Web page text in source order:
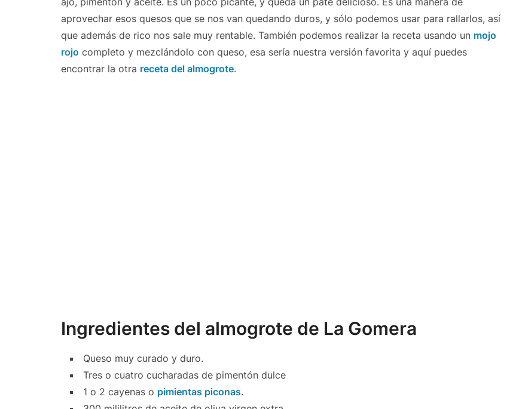
aprovechar esos quesos que se nos van quedando duros, y sólo podemos usar para rallarlos, así
que además de rico nos sale muy rentable. También podemos realizar la receta usando un mojo
rojo completo y mezclándolo con queso, esa sería nuestra versión favorita y aquí puedes
encontrar la otra receta del almogrote.
Ingredientes del almogrote de La Gomera
Queso muy curado y duro.
Tres o cuatro cucharadas de pimentón dulce
1 o 2 cayenas o pimientas piconas.